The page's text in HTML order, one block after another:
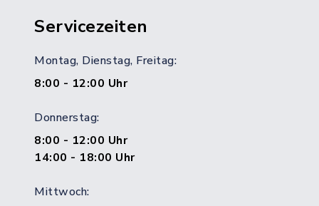
Servicezeiten
Montag, Dienstag, Freitag:
8:00 - 12:00 Uhr
Donnerstag:
8:00 - 12:00 Uhr
14:00 - 18:00 Uhr
Mittwoch: